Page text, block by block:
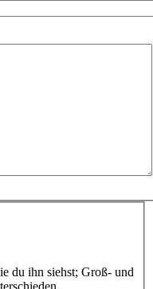
du ihn siehst; Groß- und